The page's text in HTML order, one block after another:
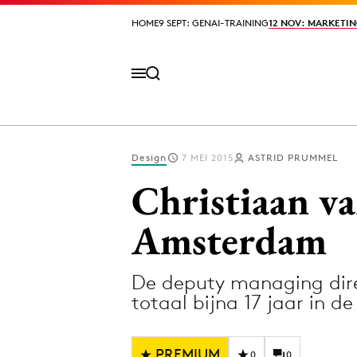
HOME9 SEPT: GENAI-TRAINING12 NOV:
HOME9 SEPT: GENAI-TRAINING12 NOV:
Design
Digital
Diversiteit
Design 7 MEI 2015 ASTRID PRUMMEL
Christiaan
Amsterdam
De deputy managing
totaal bijna 17 jaar in
0 0